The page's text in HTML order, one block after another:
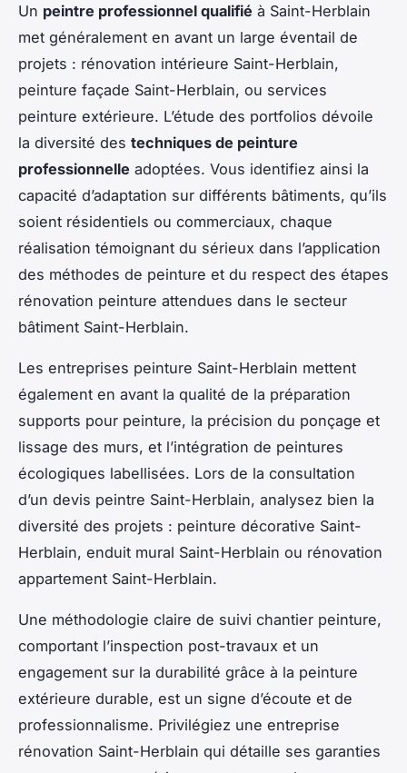
Un peintre professionnel qualifié à Saint-Herblain
met généralement en avant un large éventail de
projets : rénovation intérieure Saint-Herblain,
peinture façade Saint-Herblain, ou services
peinture extérieure. L’étude des portfolios dévoile
la diversité des techniques de peinture
professionnelle adoptées. Vous identifiez ainsi la
capacité d’adaptation sur différents bâtiments, qu’ils
soient résidentiels ou commerciaux, chaque
réalisation témoignant du sérieux dans l’application
des méthodes de peinture et du respect des étapes
rénovation peinture attendues dans le secteur
bâtiment Saint-Herblain.
Les entreprises peinture Saint-Herblain mettent
également en avant la qualité de la préparation
supports pour peinture, la précision du ponçage et
lissage des murs, et l’intégration de peintures
écologiques labellisées. Lors de la consultation
d’un devis peintre Saint-Herblain, analysez bien la
diversité des projets : peinture décorative Saint-
Herblain, enduit mural Saint-Herblain ou rénovation
appartement Saint-Herblain.
Une méthodologie claire de suivi chantier peinture,
comportant l’inspection post-travaux et un
engagement sur la durabilité grâce à la peinture
extérieure durable, est un signe d’écoute et de
professionnalisme. Privilégiez une entreprise
rénovation Saint-Herblain qui détaille ses garanties